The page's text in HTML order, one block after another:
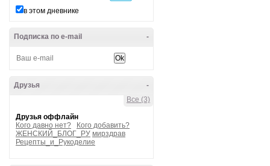
в этом дневнике
-
Подписка по e-mail
-
Друзья
Все (3)
Друзья оффлайн
Кого давно нет?
Кого добавить?
ЖЕНСКИЙ_БЛОГ_РУ мирздрав
Рецепты_и_Рукоделие